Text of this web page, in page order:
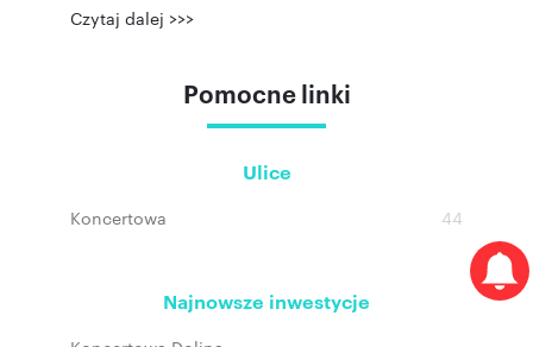
Czytaj dalej >>>
Pomocne linki
Ulice
Koncertowa 44
Najnowsze inwestycje